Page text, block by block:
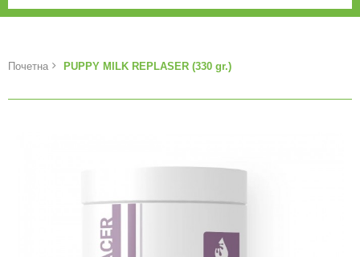
Почетна PUPPY MILK REPLASER (330 gr.)